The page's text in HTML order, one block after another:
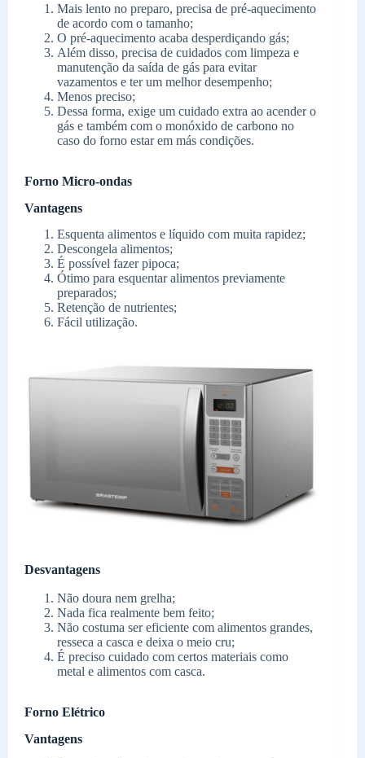
Mais lento no preparo, precisa de pré-aquecimento
de acordo com o tamanho;
O pré-aquecimento acaba desperdiçando gás;
Além disso, precisa de cuidados com limpeza e
manutenção da saída de gás para evitar
vazamentos e ter um melhor desempenho;
Menos preciso;
Dessa forma, exige um cuidado extra ao acender o
gás e também com o monóxido de carbono no
caso do forno estar em más condições.
Forno Micro-ondas
Vantagens
Esquenta alimentos e líquido com muita rapidez;
Descongela alimentos;
É possível fazer pipoca;
Ótimo para esquentar alimentos previamente
preparados;
Retenção de nutrientes;
Fácil utilização.
Desvantagens
Não doura nem grelha;
Nada fica realmente bem feito;
Não costuma ser eficiente com alimentos grandes,
resseca a casca e deixa o meio cru;
É preciso cuidado com certos materiais como
metal e alimentos com casca.
Forno Elétrico
Vantagens